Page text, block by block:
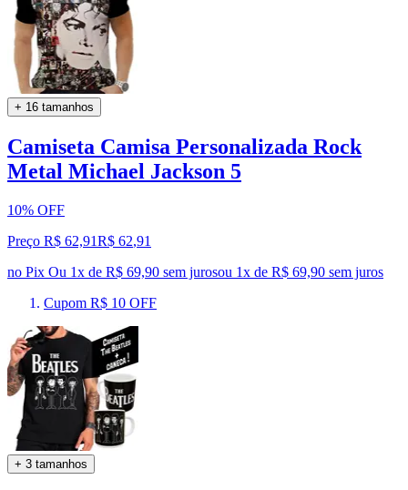
+ 16 tamanhos
Camiseta Camisa Personalizada Rock
Metal Michael Jackson 5
10% OFF
Preço R$ 62,91R$ 62,91
no Pix Ou 1x de R$ 69,90 sem jurosou 1x de R$ 69,90 sem juros
Cupom R$ 10 OFF
+ 3 tamanhos